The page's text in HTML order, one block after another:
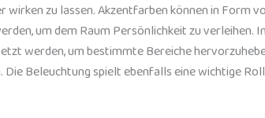
zu lassen. Akzentfarben können in Form
um dem Raum Persönlichkeit zu verleihen.
werden, um bestimmte Bereiche
Beleuchtung spielt ebenfalls eine wichtige